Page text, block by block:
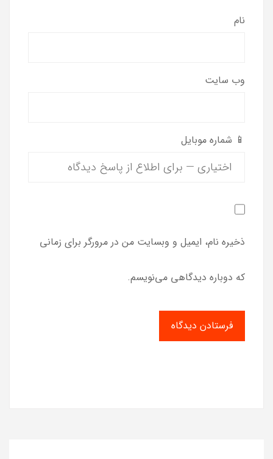
نام
وب‌ سایت
📱 شماره موبایل
ذخیره نام، ایمیل و وبسایت من در مرورگر برای زمانی
که دوباره دیدگاهی می‌نویسم.